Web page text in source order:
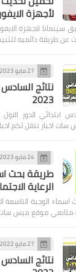
لأجهزة
سينمانا لاجهزة
عن طريقة دائميه
27 مايو 2023
نتائج السادس
2023
اخبار ننقل لكم
24 مايو 2023
طريقة بحث
الرعاية
الوجبة التاسعة
متابعي موقع ميس سات
27 مايو 2022
نتائج السادس
اخبار العامة
اسعار صرف
بورصة الكفاح
السلف والقروض
مليون لاصحاب